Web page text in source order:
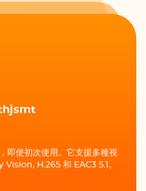
即使初次使用。它支援多種視
H.265 和 EAC3 5.1。